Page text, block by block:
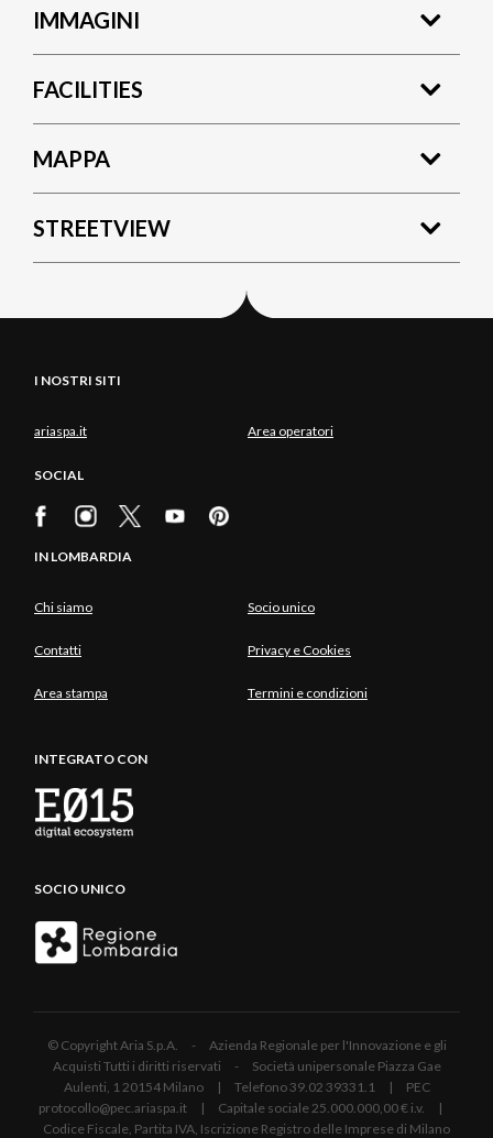
IMMAGINI
FACILITIES
MAPPA
STREETVIEW
I NOSTRI SITI
ariaspa.it Area operatori
SOCIAL
IN LOMBARDIA
Chi siamo Socio unico
Contatti Privacy e Cookies
Area stampa Termini e condizioni
INTEGRATO CON
SOCIO UNICO
© Copyright Aria S.p.A. - Azienda Regionale per l'Innovazione e gli
Acquisti Tutti i diritti riservati - Società unipersonale Piazza Gae
Aulenti, 1 20154 Milano | Telefono 39.02 39331.1 | PEC
protocollo@pec.ariaspa.it | Capitale sociale 25.000.000,00 € i.v. |
Codice Fiscale, Partita IVA, Iscrizione Registro delle Imprese di Milano